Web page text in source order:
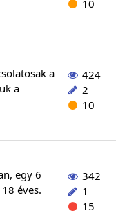
10
a
a
424
2
10
egy 6
éves.
342
1
15